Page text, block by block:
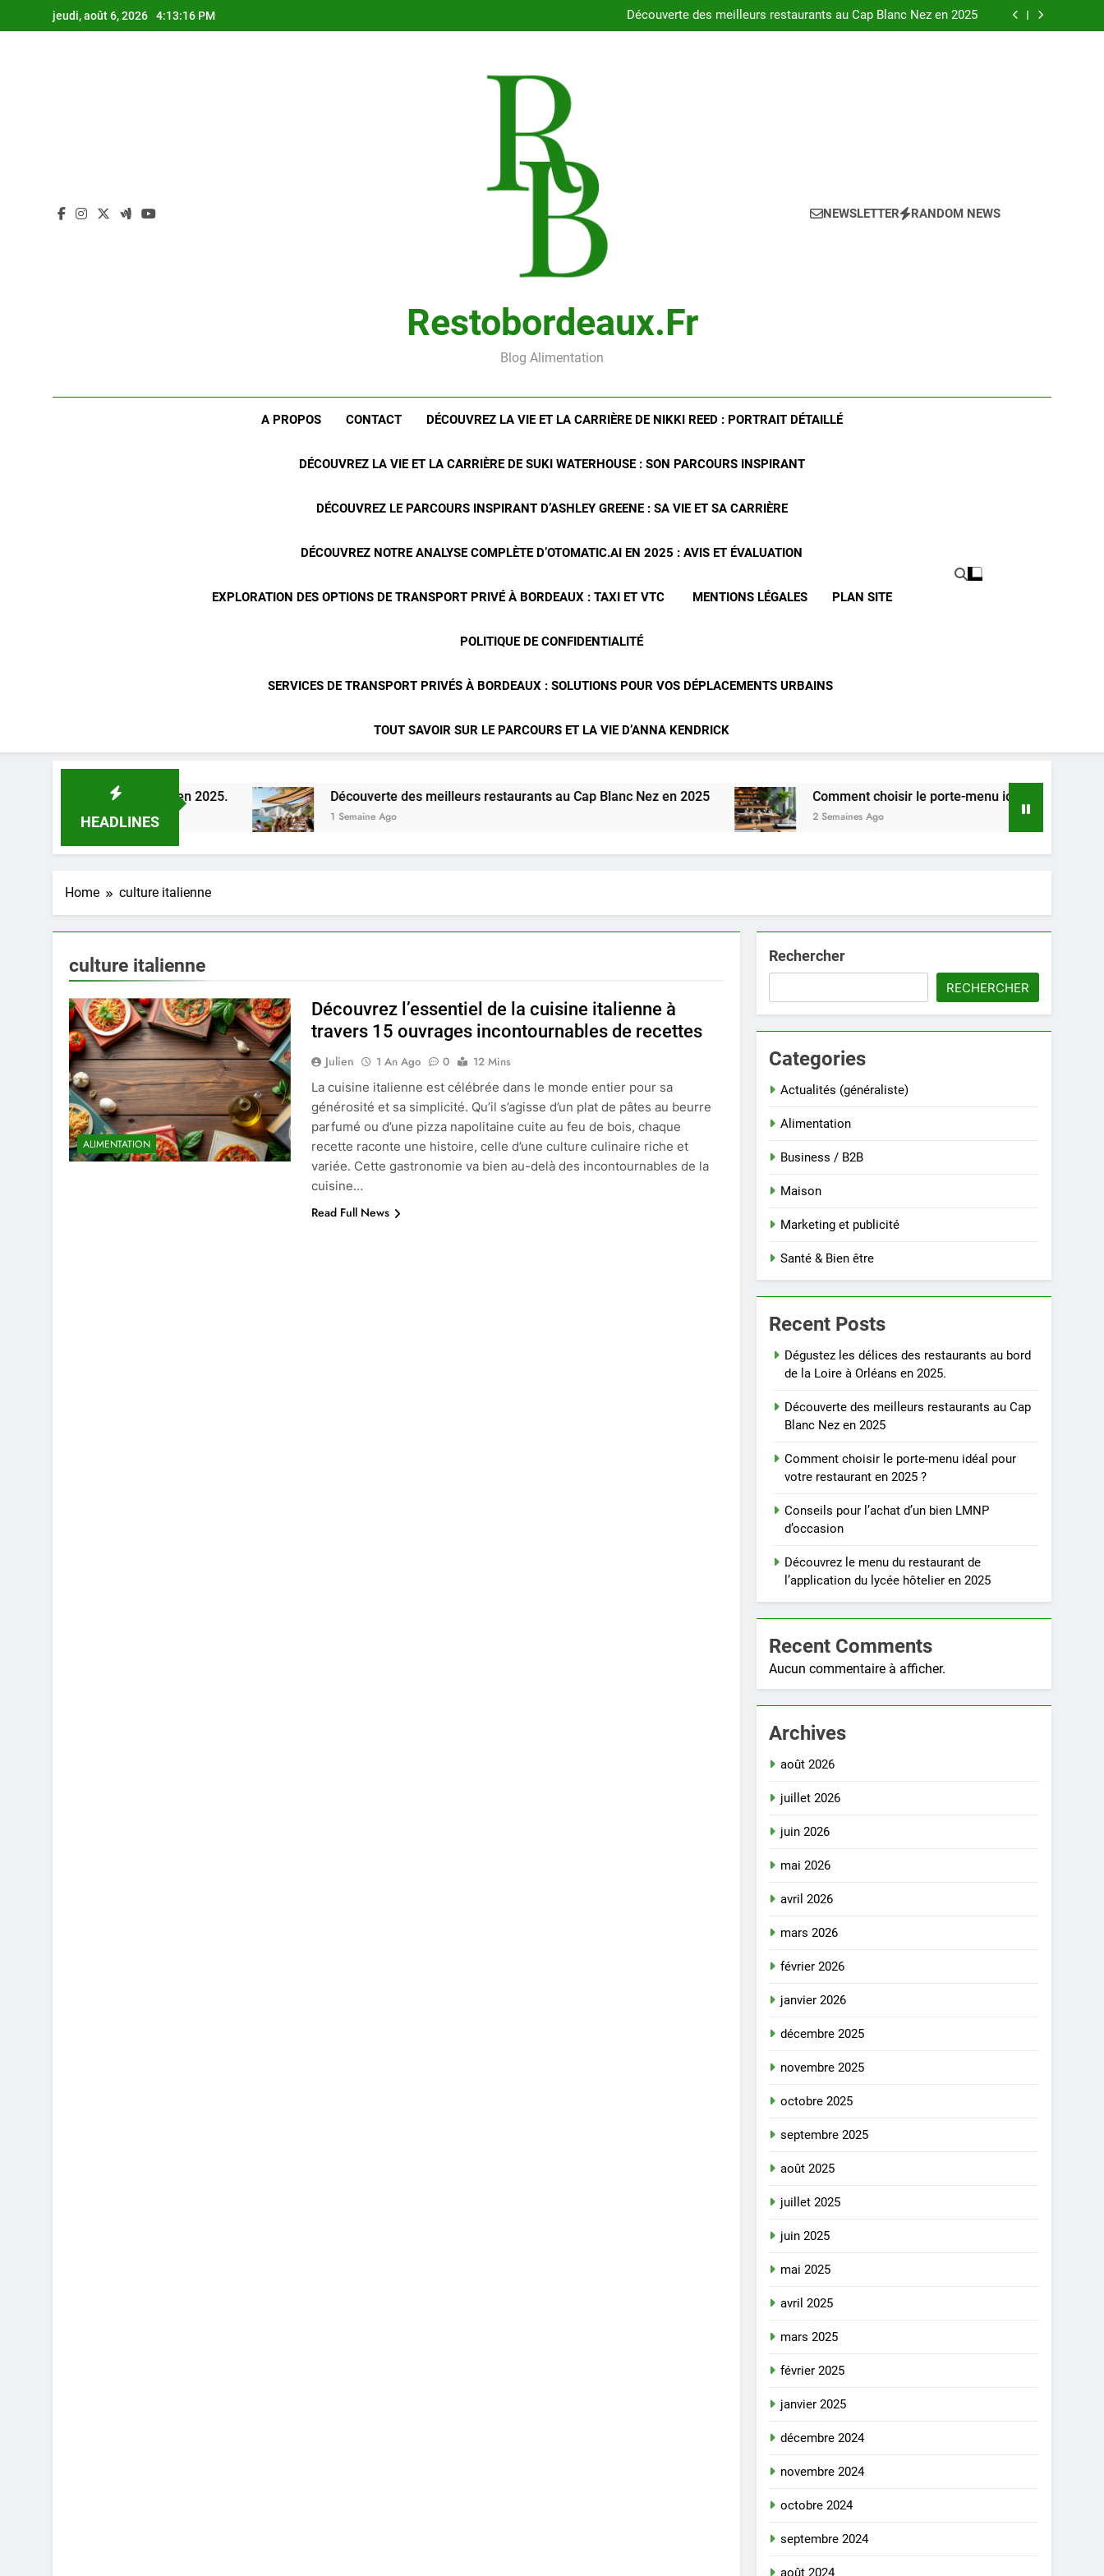
to
jeudi, août 6, 2026 4:13:16 PM
Découverte des meilleurs restaurants au Cap Blanc Nez en 2025
Comment choisir le porte-menu idéal pour votre restaurant en 2025 ?
Restobordeaux.fr
Blog Alimentation
NEWSLETTER RANDOM NEWS
A PROPOS CONTACT DÉCOUVREZ LA VIE ET LA CARRIÈRE DE NIKKI REED : PORTRAIT DÉTAILLÉ
DÉCOUVREZ LA VIE ET LA CARRIÈRE DE SUKI WATERHOUSE : SON PARCOURS INSPIRANT
DÉCOUVREZ LE PARCOURS INSPIRANT D’ASHLEY GREENE : SA VIE ET SA CARRIÈRE
DÉCOUVREZ NOTRE ANALYSE COMPLÈTE D’OTOMATIC.AI EN 2025 : AVIS ET ÉVALUATION
EXPLORATION DES OPTIONS DE TRANSPORT PRIVÉ À BORDEAUX : TAXI ET VTC MENTIONS LÉGALES PLAN SITE
POLITIQUE DE CONFIDENTIALITÉ
SERVICES DE TRANSPORT PRIVÉS À BORDEAUX : SOLUTIONS POUR VOS DÉPLACEMENTS URBAINS
TOUT SAVOIR SUR LE PARCOURS ET LA VIE D’ANNA KENDRICK
HEADLINES
Loire à Orléans en 2025. Découverte des meilleurs restaurants au Cap Blanc Nez en 2025
1 Semaine Ago
Comment choisir le porte-menu idéal pour votre restaurant
2 Semaines Ago
Home culture italienne
culture italienne
ALIMENTATION
Découvrez l’essentiel de la cuisine italienne à
travers 15 ouvrages incontournables de recettes
Julien 1 An Ago 0
12 Mins
La cuisine italienne est célébrée dans le monde entier pour sa
générosité et sa simplicité. Qu’il s’agisse d’un plat de pâtes au beurre
parfumé ou d’une pizza napolitaine cuite au feu de bois, chaque
recette raconte une histoire, celle d’une culture culinaire riche et
variée. Cette gastronomie va bien au-delà des incontournables de la
cuisine…
Read Full News
Rechercher
RECHERCHER
Categories
Actualités (généraliste)
Alimentation
Business / B2B
Maison
Marketing et publicité
Santé & Bien être
Recent Posts
Dégustez les délices des restaurants au bord
de la Loire à Orléans en 2025.
Découverte des meilleurs restaurants au Cap
Blanc Nez en 2025
Comment choisir le porte-menu idéal pour
votre restaurant en 2025 ?
Conseils pour l’achat d’un bien LMNP
d’occasion
Découvrez le menu du restaurant de
l’application du lycée hôtelier en 2025
Recent Comments
Aucun commentaire à afficher.
Archives
août 2026
juillet 2026
juin 2026
mai 2026
avril 2026
mars 2026
février 2026
janvier 2026
décembre 2025
novembre 2025
octobre 2025
septembre 2025
août 2025
juillet 2025
juin 2025
mai 2025
avril 2025
mars 2025
février 2025
janvier 2025
décembre 2024
novembre 2024
octobre 2024
septembre 2024
août 2024